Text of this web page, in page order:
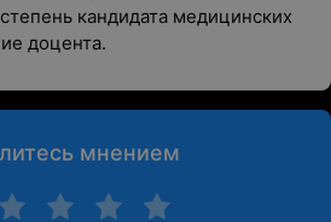
кандидата медицинских
доцента.
мнением